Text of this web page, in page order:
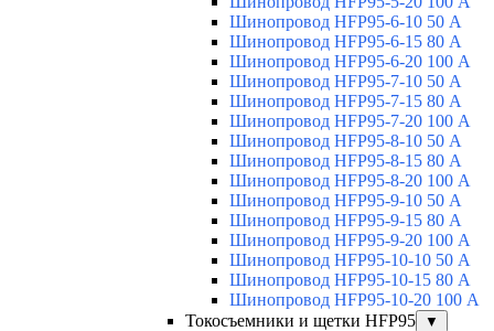
Шинопровод HFP95-6-10 50 А
Шинопровод HFP95-6-15 80 А
Шинопровод HFP95-6-20 100 А
Шинопровод HFP95-7-10 50 А
Шинопровод HFP95-7-15 80 А
Шинопровод HFP95-7-20 100 А
Шинопровод HFP95-8-10 50 А
Шинопровод HFP95-8-15 80 А
Шинопровод HFP95-8-20 100 А
Шинопровод HFP95-9-10 50 А
Шинопровод HFP95-9-15 80 А
Шинопровод HFP95-9-20 100 А
Шинопровод HFP95-10-10 50 А
Шинопровод HFP95-10-15 80 А
Шинопровод HFP95-10-20 100 А
Токосъемники и щетки HFP95
▼